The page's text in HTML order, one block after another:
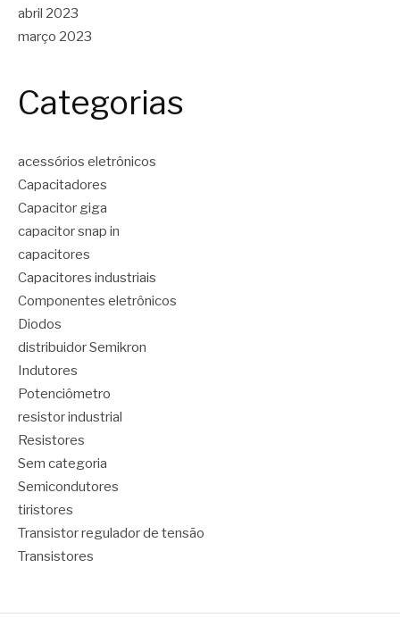
abril 2023
março 2023
Categorias
acessórios eletrônicos
Capacitadores
Capacitor giga
capacitor snap in
capacitores
Capacitores industriais
Componentes eletrônicos
Diodos
distribuidor Semikron
Indutores
Potenciômetro
resistor industrial
Resistores
Sem categoria
Semicondutores
tiristores
Transistor regulador de tensão
Transistores